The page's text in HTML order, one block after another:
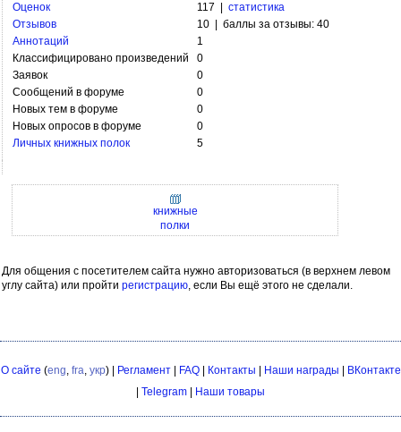
Оценок
117 | статистика
Отзывов
10 | баллы за отзывы: 40
Аннотаций
1
Классифицировано произведений
0
Заявок
0
Сообщений в форуме
0
Новых тем в форуме
0
Новых опросов в форуме
0
Личных книжных полок
5
книжные
полки
Для общения с посетителем сайта нужно авторизоваться (в верхнем левом
углу сайта) или пройти регистрацию, если Вы ещё этого не сделали.
О сайте (eng, fra, укр) | Регламент| FAQ| Контакты Наши награды
ВКонтакте
Telegram Наши товары